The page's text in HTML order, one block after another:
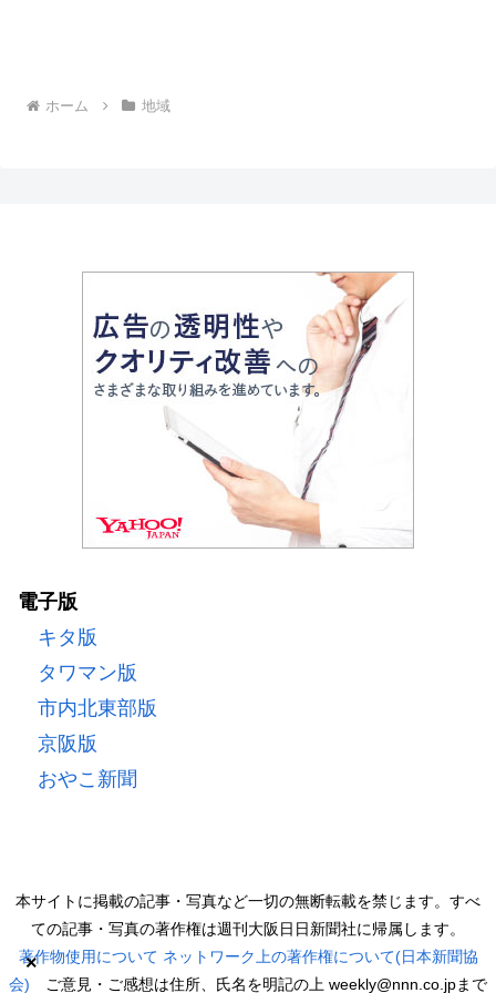
ホーム 地域
×
電子版
キタ版
タワマン版
市内北東部版
京阪版
おやこ新聞
本サイトに掲載の記事・写真など一切の無断転載を禁じます。すべ
ての記事・写真の著作権は週刊大阪日日新聞社に帰属します。
著作物使用について ネットワーク上の著作権について(日本新聞協
会) ご意見・ご感想は住所、氏名を明記の上 weekly@nnn.co.jpまで